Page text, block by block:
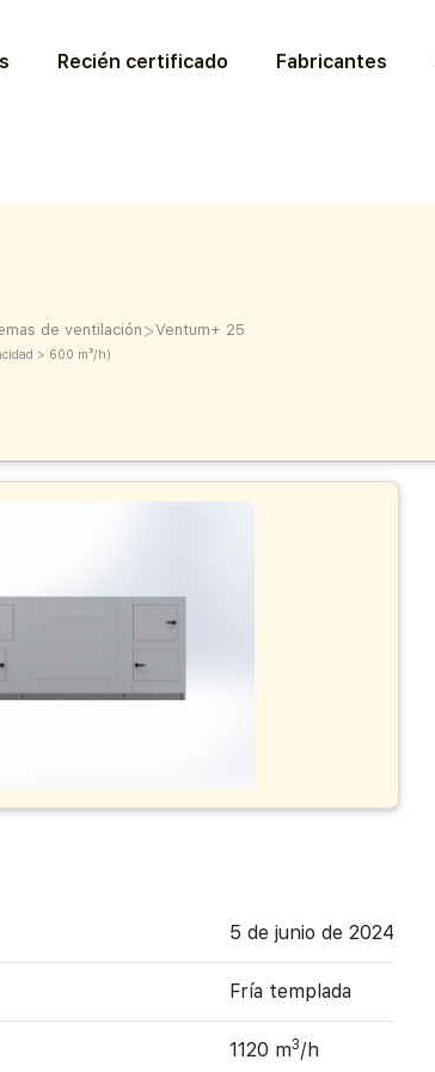
Recién certificado Fabricantes
de ventilación
> 600 m³/h)
>Ventum+ 25
5 de junio de 2024
Fría templada
1120 m3/h